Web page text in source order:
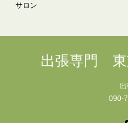
サロン
出張専門 東
出
090-